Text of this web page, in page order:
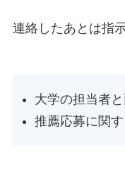
連絡したあとは指
大学の担当者
推薦応募に関